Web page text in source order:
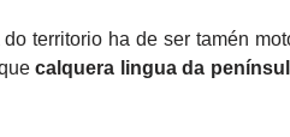
territorio ha de ser tamén
calquera lingua da